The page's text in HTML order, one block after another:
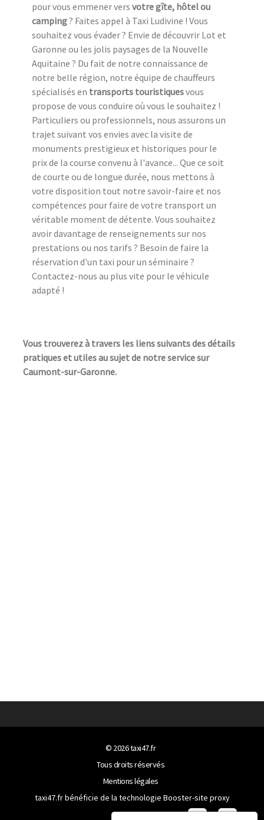
pour vous emmener vers votre gîte, hôtel ou
camping? Faites appel à Taxi Ludivine ! Vous
souhaitez vous évader ? Envie de découvrir Lot et
Garonne ou les jolis paysages de la Nouvelle
Aquitaine ? Du fait de notre connaissance de
notre belle région, notre équipe de chauffeurs
spécialisés en transports touristiquesvous
propose de vous conduire où vous le souhaitez !
Particuliers ou professionnels, nous assurons un
trajet suivant vos envies avec la visite de
monuments prestigieux et historiques pour le
prix de la course convenu à l'avance... Que ce soit
de courte ou de longue durée, nous mettons à
votre disposition tout notre savoir-faire et nos
compétences pour faire de votre transport un
véritable moment de détente. Vous souhaitez
avoir davantage de renseignements sur nos
prestations ou nos tarifs ? Besoin de faire la
réservation d'un taxi pour un séminaire ?
Contactez-nous au plus vite pour le véhicule
adapté !
Vous trouverez à travers les liens suivants des détails
pratiques et utiles au sujet de notre service sur
Caumont-sur-Garonne.
© 2026taxi47.fr
Tous droits réservés
Mentions légales
taxi47.fr bénéficie de la technologie Booster-site proxy